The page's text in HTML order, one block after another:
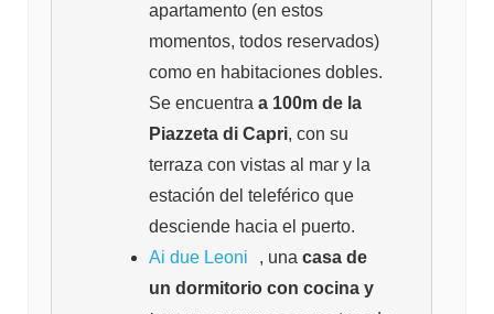
apartamento (en estos
momentos, todos reservados)
como en habitaciones dobles.
Se encuentra a 100m de la
Piazzeta di Capri, con su
terraza con vistas al mar y la
estación del teleférico que
desciende hacia el puerto.
Ai due Leoni
, una casa de
un dormitorio con cocina y